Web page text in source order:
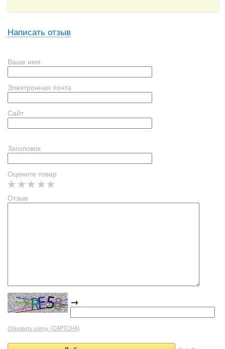
Написать отзыв
Ваше имя
Электронная почта
Сайт
Заголовок
Оцените товар
Отзыв
→
Обновить капчу (CAPTCHA)